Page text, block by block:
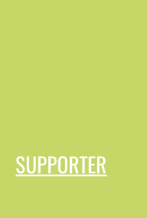
SUPPORTER